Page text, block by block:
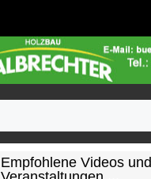
Empfohlene Videos und